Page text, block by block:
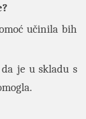
učinila bih
je u skladu s